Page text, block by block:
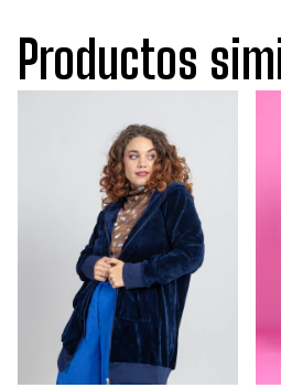
Productos